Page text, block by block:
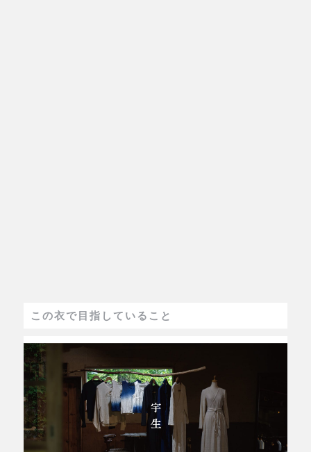
この衣で目指していること